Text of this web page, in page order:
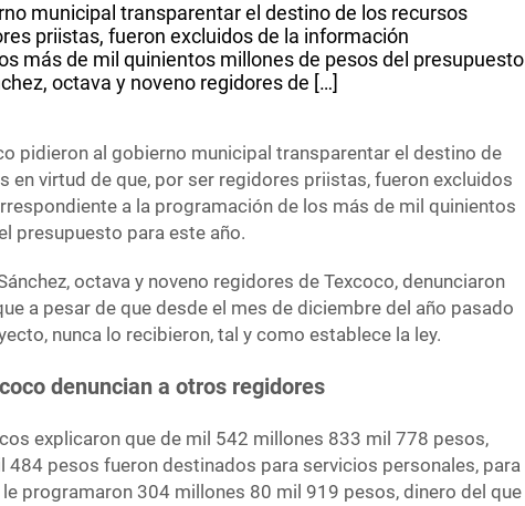
municipal transparentar el destino de los recursos
priistas, fueron excluidos de la información
más de mil quinientos millones de pesos del presupuesto
octava y noveno regidores de […]
pidieron al gobierno municipal transparentar el destino de
en virtud de que, por ser regidores priistas, fueron excluidos
a la programación de los más de mil quinientos
presupuesto para este año.
octava y noveno regidores de Texcoco, denunciaron
a pesar de que desde el mes de diciembre del año pasado
nunca lo recibieron, tal y como establece la ley.
denuncian a otros regidores
explicaron que de mil 542 millones 833 mil 778 pesos,
484 pesos fueron destinados para servicios personales, para
programaron 304 millones 80 mil 919 pesos, dinero del que